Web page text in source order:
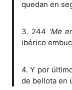
quedan en
3. 244 ‘Me
ibérico
4. Y por
de bellota en